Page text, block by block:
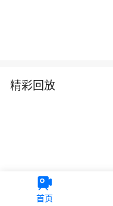
精彩回放
首页